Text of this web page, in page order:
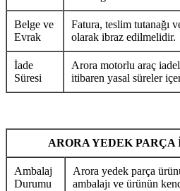
Belge ve
Evrak
Fatura, teslim tutanağı
olarak ibraz edilmelidir.
İade
Süresi
Arora motorlu araç
itibaren yasal süreler
ARORA YEDEK
Ambalaj
Durumu
Arora yedek parça
ambalajı ve ürünün